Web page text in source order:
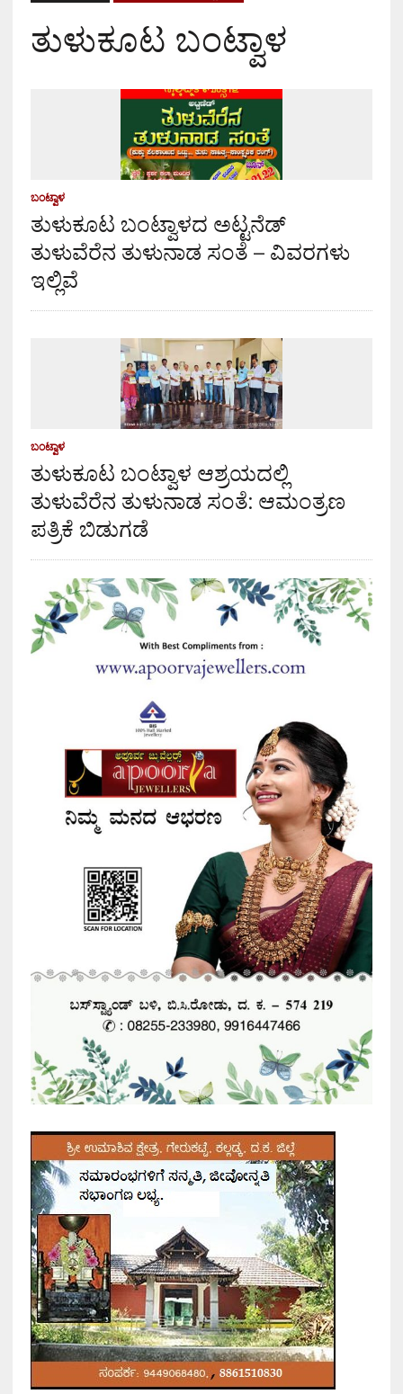
ತುಳುಕೂಟ ಬಂಟ್ವಾಳ
ಬಂಟ್ವಾಳ
ತುಳುಕೂಟ ಬಂಟ್ವಾಳದ ಅಟ್ಟನೆಡ್
ತುಳುವೆರೆನ ತುಳುನಾಡ ಸಂತೆ – ವಿವರಗಳು
ಇಲ್ಲಿವೆ
ಬಂಟ್ವಾಳ
ತುಳುಕೂಟ ಬಂಟ್ವಾಳ ಆಶ್ರಯದಲ್ಲಿ
ತುಳುವೆರೆನ ತುಳುನಾಡ ಸಂತೆ: ಆಮಂತ್ರಣ
ಪತ್ರಿಕೆ ಬಿಡುಗಡೆ